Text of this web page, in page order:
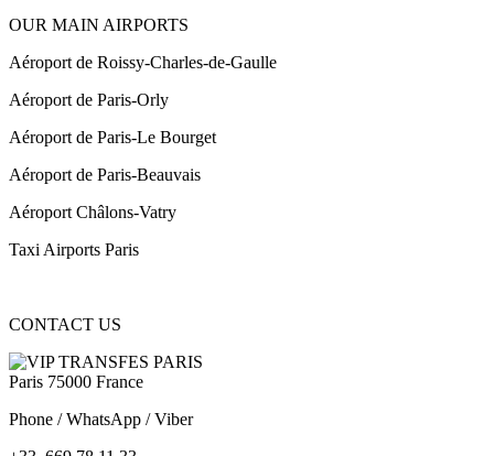
OUR MAIN AIRPORTS
Aéroport de Roissy-Charles-de-Gaulle
Aéroport de Paris-Orly
Aéroport de Paris-Le Bourget
Aéroport de Paris-Beauvais
Aéroport Châlons-Vatry
Taxi Airports Paris
CONTACT US
Paris 75000 France
Phone / WhatsApp / Viber